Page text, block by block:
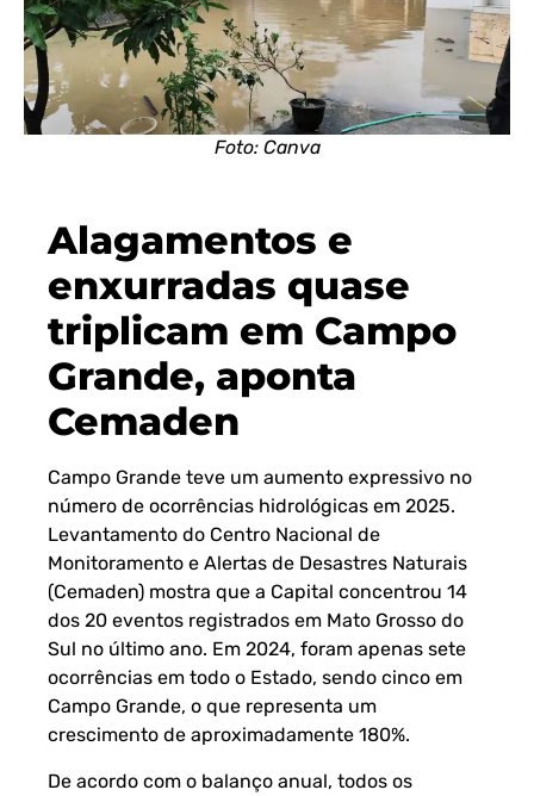
Foto: Canva
Alagamentos e
enxurradas quase
triplicam em Campo
Grande, aponta
Cemaden
Campo Grande teve um aumento expressivo no
número de ocorrências hidrológicas em 2025.
Levantamento do Centro Nacional de
Monitoramento e Alertas de Desastres Naturais
(Cemaden) mostra que a Capital concentrou 14
dos 20 eventos registrados em Mato Grosso do
Sul no último ano. Em 2024, foram apenas sete
ocorrências em todo o Estado, sendo cinco em
Campo Grande, o que representa um
crescimento de aproximadamente 180%.
De acordo com o balanço anual, todos os